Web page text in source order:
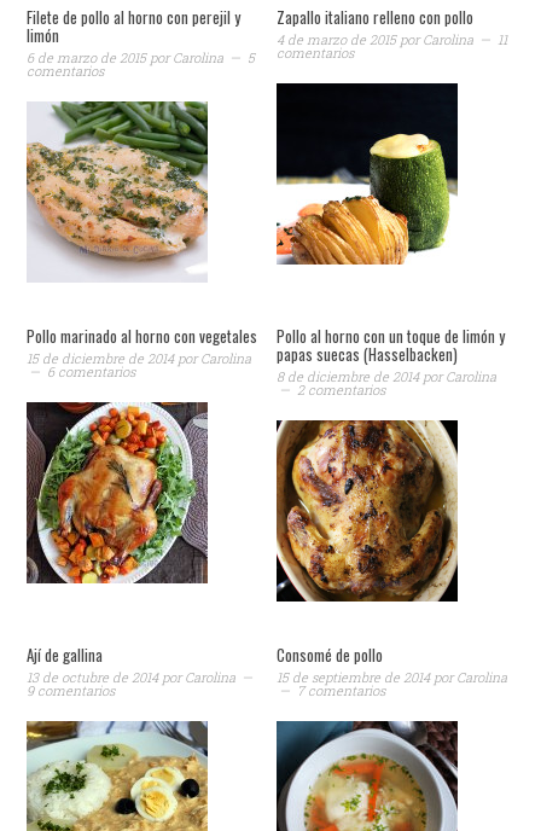
Filete de pollo al horno con perejil y
limón
6 de marzo de 2015porCarolina 5
comentarios
Zapallo italiano relleno con pollo
4 de marzo de 2015porCarolina 11
comentarios
Pollo marinado al horno con vegetales
15 de diciembre de 2014porCarolina
6 comentarios
Pollo al horno con un toque de limón y
papas suecas (Hasselbacken)
8 de diciembre de 2014porCarolina
2 comentarios
Ají de gallina
13 de octubre de 2014porCarolina
9 comentarios
Consomé de pollo
15 de septiembre de 2014porCarolina
7 comentarios